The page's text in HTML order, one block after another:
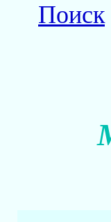
Поиск